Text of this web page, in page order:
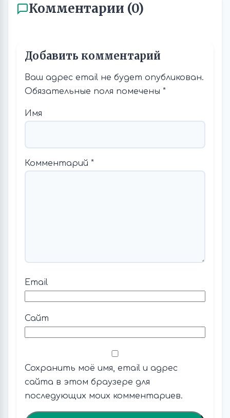
Комментарии (0)
Добавить комментарий
Ваш адрес email не будет опубликован.
Обязательные поля помечены *
Имя
Комментарий *
Email
Сайт
Сохранить моё имя, email и адрес
сайта в этом браузере для
последующих моих комментариев.